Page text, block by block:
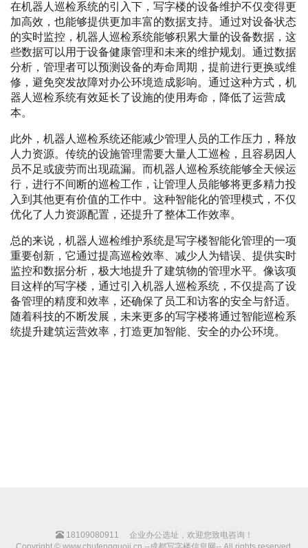
在机器人巡检系统的引入下，写字楼的设备维护不仅变得更
加高效，也能够提供更加丰富的数据支持。通过对设备状态
的实时监控，机器人巡检系统能够积累大量的设备数据，这
些数据可以用于设备健康管理和未来的维护规划。通过数据
分析，管理者可以预测设备的寿命周期，提前进行更换或维
修，避免突发故障对办公环境造成影响。通过这种方式，机
器人巡检系统有效延长了设施的使用寿命，降低了运营成
本。
此外，机器人巡检系统还能减少管理人员的工作压力，释放
人力资源。传统的设施管理需要大量人工巡检，且容易因人
员不足或疲劳而出现疏漏。而机器人巡检系统能够全天候运
行，进行不间断的巡检工作，让管理人员能够将更多精力投
入到其他更有价值的工作中。这种智能化的管理模式，不仅
优化了人力资源配置，还提升了整体工作效率。
总的来说，机器人巡检维护系统是写字楼智能化管理的一项
重要创新，它通过提高巡检效率、减少人为错误、提供实时
监控和数据分析，极大地提升了建筑物的管理水平。像该项
目这样的写字楼，通过引入机器人巡检系统，不仅提高了设
备管理的精度和效率，还确保了员工和访客的安全与舒适。
随着科技的不断发展，未来更多的写字楼将通过智能巡检系
统提升建筑运营效率，打造更加智能、安全的办公环境。
18109080911
企业办公选址，欢迎您致电咨询！